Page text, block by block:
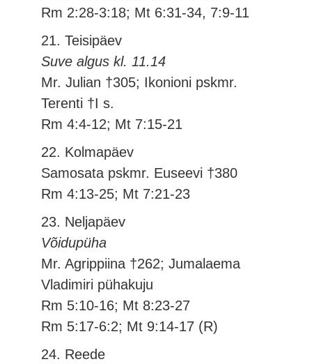
Rm 2:28-3:18; Mt 6:31-34, 7:9-11
21. Teisipäev
Suve algus kl. 11.14
Mr. Julian †305; Ikonioni pskmr.
Terenti †I s.
Rm 4:4-12; Mt 7:15-21
22. Kolmapäev
Samosata pskmr. Euseevi †380
Rm 4:13-25; Mt 7:21-23
23. Neljapäev
Võidupüha
Mr. Agrippiina †262; Jumalaema
Vladimiri pühakuju
Rm 5:10-16; Mt 8:23-27
Rm 5:17-6:2; Mt 9:14-17 (R)
24. Reede